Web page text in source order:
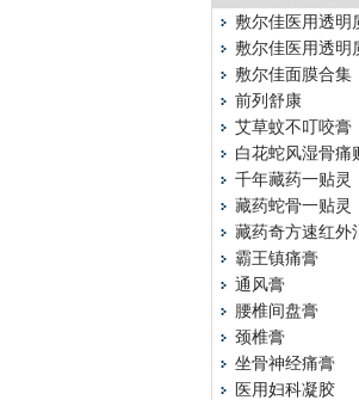
敷尔佳医用透明
敷尔佳医用透明
敷尔佳面膜合集
前列舒康
艾草蚊不叮咬膏
白花蛇风湿骨痛
千年藏药一贴灵
藏药蛇骨一贴灵
藏药奇方速红外
霸王镇痛膏
通风膏
腰椎间盘膏
颈椎膏
坐骨神经痛膏
医用妇科凝胶